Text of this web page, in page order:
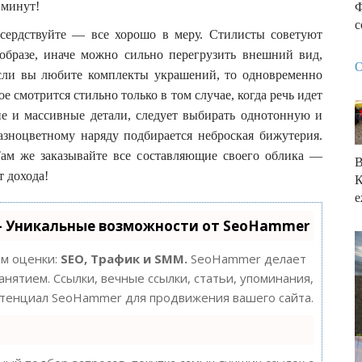
минут!
— все хорошо в меру. Стилисты советуют
иначе можно сильно перегрузить внешний вид,
вы любите комплекты украшений, то одновременно
стильно только в том случае, когда речь идет
массивные детали, следует выбирать однотонную и
наряду подбирается неброская бижутерия.
же заказывайте все составляющие своего облика —
дохода!
возможности от SeoHammer
оценки: SEO, Трафик и SMM. SeoHammer делает
Ссылки, вечные ссылки, статьи, упоминания,
SeoHammer для продвижения вашего сайта.